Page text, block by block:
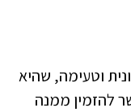
וטעימה, שהיא
להזמין ממנה